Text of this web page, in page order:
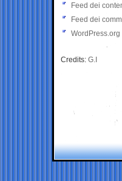
Feed dei
Feed dei
WordPress.org
Credits: G.I